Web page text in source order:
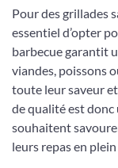
Pour des grillades
essentiel d’opter
barbecue garantit
viandes, poissons
toute leur saveur
de qualité est donc
souhaitent
leurs repas en plein